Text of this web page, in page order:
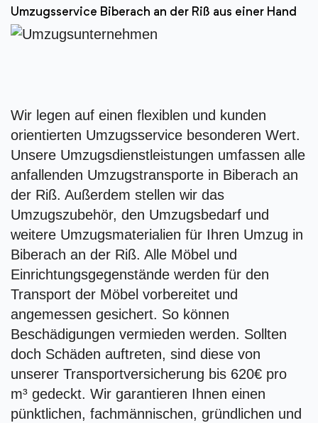
Umzugsservice Biberach an der Riß aus einer Hand
Wir legen auf einen flexiblen und kunden
orientierten Umzugsservice besonderen Wert.
Unsere Umzugsdienstleistungen umfassen alle
anfallenden Umzugstransporte in Biberach an
der Riß. Außerdem stellen wir das
Umzugszubehör, den Umzugsbedarf und
weitere Umzugsmaterialien für Ihren Umzug in
Biberach an der Riß. Alle Möbel und
Einrichtungsgegenstände werden für den
Transport der Möbel vorbereitet und
angemessen gesichert. So können
Beschädigungen vermieden werden. Sollten
doch Schäden auftreten, sind diese von
unserer Transportversicherung bis 620€ pro
m³ gedeckt. Wir garantieren Ihnen einen
pünktlichen, fachmännischen, gründlichen und